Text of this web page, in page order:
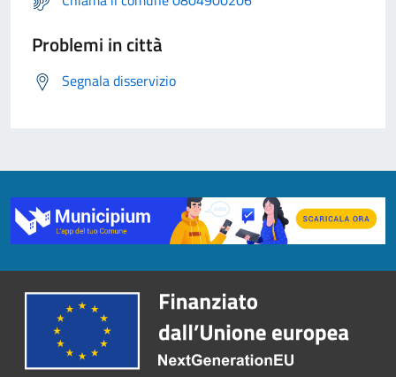
Problemi in città
Segnala disservizio